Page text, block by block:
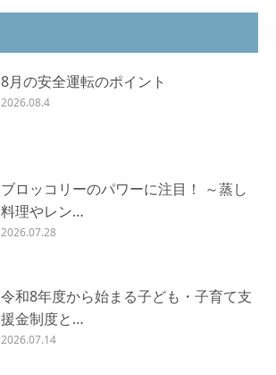
8月の安全運転のポイント
2026.08.4
ブロッコリーのパワーに注目！ ～蒸し
料理やレン…
2026.07.28
令和8年度から始まる子ども・子育て支
援金制度と…
2026.07.14